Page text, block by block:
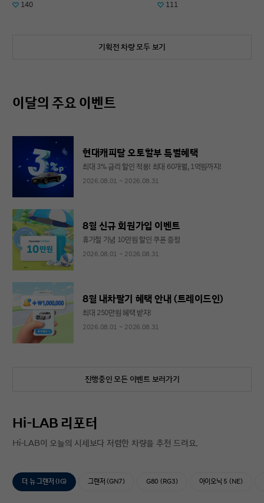
140 111
기획전 차량 모두 보기
이달의 주요 이벤트
현대캐피탈 오토할부 특별혜택
최대 3% 금리 할인 적용! 최대 60개월, 1억원까지!
2026.08.01 ~ 2026.08.31
8월 신규 회원가입 이벤트
휴가철 기념 10만원 할인 쿠폰 증정
2026.08.01 ~ 2026.08.31
8월 내차팔기 혜택 안내 (트레이드인)
최대 250만원 혜택 받자!
2026.08.01 ~ 2026.08.31
진행중인 모든 이벤트 보러가기
Hi-LAB 리포터
Hi-LAB이 오늘의 시세보다 저렴한 차량을 추천 드려요.
더 뉴 그랜저 (IG) 그랜저 (GN7) G80 (RG3) 아이오닉 5 (NE)